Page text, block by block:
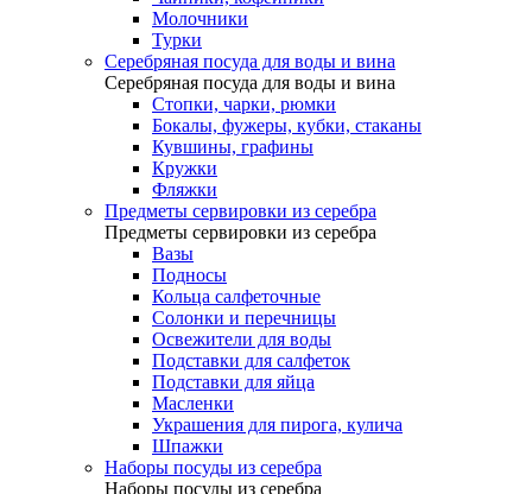
Молочники
Турки
Серебряная посуда для воды и вина
Серебряная посуда для воды и вина
Стопки, чарки, рюмки
Бокалы, фужеры, кубки, стаканы
Кувшины, графины
Кружки
Фляжки
Предметы сервировки из серебра
Предметы сервировки из серебра
Вазы
Подносы
Кольца салфеточные
Солонки и перечницы
Освежители для воды
Подставки для салфеток
Подставки для яйца
Масленки
Украшения для пирога, кулича
Шпажки
Наборы посуды из серебра
Наборы посуды из серебра